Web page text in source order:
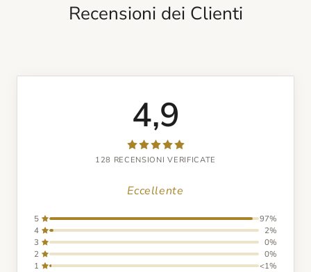
Recensioni dei Clienti
4,9
128 RECENSIONI VERIFICATE
Eccellente
5
97%
4
2%
3
0%
2
0%
1
<1%